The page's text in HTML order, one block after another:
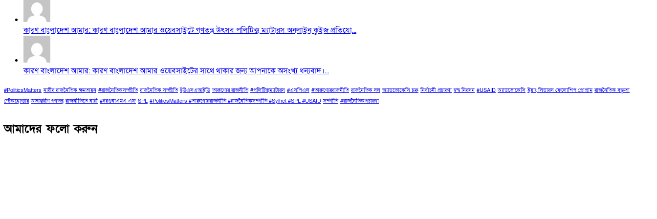
কারণ বাংলাদেশ আমার: কারণ বাংলাদেশ আমার ওয়েবসাইটে গণতন্ত্র উৎসব পলিটিক্স ম্যাটারস অনলাইন কুইজ প্রতিযো...
কারণ বাংলাদেশ আমার: কারণ বাংলাদেশ আমার ওয়েবসাইটের সাথে থাকার জন্য আপনাকে অসংখ্য ধন্যবাদ।...
#PoliticsMatters নারীর রাজনৈতিক ক্ষমতায়ন #রাজনৈতিকসম্প্রীতি রাজনৈতিক সম্প্রীতি ইউএসএআইডি তারুণ্যের রাজনীতি #পলিটিক্সম্যাটারস #এসপিএল #তারুণ্যেররাজনীতি রাজনৈতিক দল অ্যাডভোকেসি চক্র নির্বাচনী প্রচারণা দ্বন্দ্ব নিরসন #USAID অ্যাডভোকেসি ইয়াং লিডারস ফেলোশিপ প্রোগ্রাম রাজনৈতিক বক্তৃতা
স্টেকহোল্ডার অভ্যন্তরীণ গণতন্ত্র রাজনীতিতে নারী #বরগুনাএমএ এফ SPL #PoliticsMatters #তারুণ্যেররাজনীতি #রাজনৈতিকসম্প্রীতি #Sylhet #SPL #USAID সম্প্রীতি #রাজনৈতিকপ্রচারণা
আমাদের ফলো করুন